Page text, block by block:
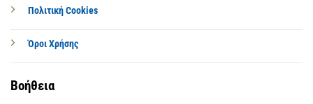
Πολιτική Cookies
Όροι Χρήσης
Βοήθεια